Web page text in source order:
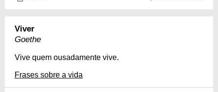
Viver
Goethe
Vive quem ousadamente vive.
Frases sobre a vida